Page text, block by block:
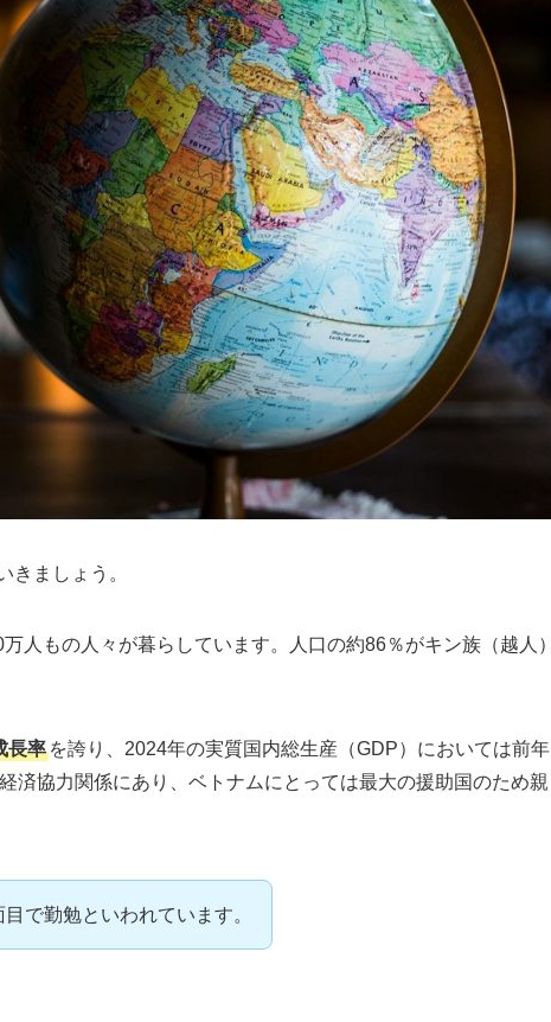
きましょう。
人もの人々が暮らしています。人口の約86％がキン族（越人）
長率を誇り、2024年の実質国内総生産（GDP）においては前年
済協力関係にあり、ベトナムにとっては最大の援助国のため親
で勤勉といわれています。